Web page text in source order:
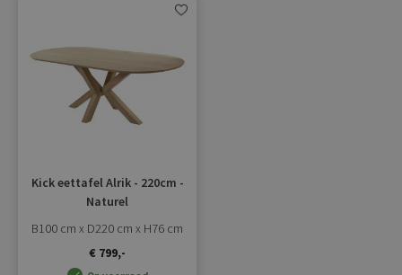
toevoegen
Kick eettafel Alrik - 220cm -
Naturel
B100 cm x D220 cm x H76 cm
€ 799,-